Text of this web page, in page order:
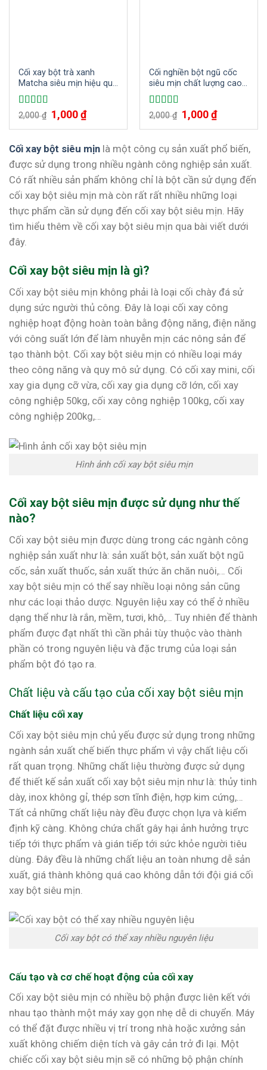
Cối xay bột trà xanh
Matcha siêu mịn hiệu quả
cao
Được xếp
5
sao
2,000₫ Giá
gốc
là:
1,000₫Giá
hiện
tại
1,000 ₫.
Cối nghiền bột ngũ cốc
siêu mịn chất lượng cao
2025
Được xếp
5
sao
2,000₫ Giá
gốc
là:
1,000₫Giá
hiện
tại
1,000 ₫.
Cối xay bột siêu mịn là một công cụ sản xuất phổ biến,
được sử dụng trong nhiều ngành công nghiệp sản xuất.
Có rất nhiều sản phẩm không chỉ là bột cần sử dụng đến
cối xay bột siêu mịn mà còn rất rất nhiều những loại
thực phẩm cần sử dụng đến cối xay bột siêu mịn. Hãy
tìm hiểu thêm về cối xay bột siêu mịn qua bài viết dưới
đây.
Cối xay bột siêu mịn là gì?
Cối xay bột siêu mịn không phải là loại cối chày đá sử
dụng sức người thủ công. Đây là loại cối xay công
nghiệp hoạt động hoàn toàn bằng động năng, điện năng
với công suất lớn để làm nhuyễn mịn các nông sản để
tạo thành bột. Cối xay bột siêu mịn có nhiều loại máy
theo công năng và quy mô sử dụng. Có cối xay mini, cối
xay gia dụng cỡ vừa, cối xay gia dụng cỡ lớn, cối xay
công nghiệp 50kg, cối xay công nghiệp 100kg, cối xay
công nghiệp 200kg,…
Hình ảnh cối xay bột siêu mịn
Cối xay bột siêu mịn được sử dụng như thế
nào?
Cối xay bột siêu mịn được dùng trong các ngành công
nghiệp sản xuất như là: sản xuất bột, sản xuất bột ngũ
cốc, sản xuất thuốc, sản xuất thức ăn chăn nuôi,… Cối
xay bột siêu mịn có thể say nhiều loại nông sản cũng
như các loại thảo dược. Nguyên liệu xay có thể ở nhiều
dạng thể như là rắn, mềm, tươi, khô,… Tuy nhiên để thành
phẩm được đạt nhất thì cần phải tùy thuộc vào thành
phần có trong nguyên liệu và đặc trưng của loại sản
phẩm bột đó tạo ra.
Chất liệu và cấu tạo của cối xay bột siêu mịn
Chất liệu cối xay
Cối xay bột siêu mịn chủ yếu được sử dụng trong những
ngành sản xuất chế biến thực phẩm vì vậy chất liệu cối
rất quan trọng. Những chất liệu thường được sử dụng
để thiết kế sản xuất cối xay bột siêu mịn như là: thủy tinh
dày, inox không gỉ, thép sơn tĩnh điện, hợp kim cứng,…
Tất cả những chất liệu này đều được chọn lựa và kiểm
định kỹ càng. Không chứa chất gây hại ảnh hưởng trực
tiếp tới thực phẩm và gián tiếp tới sức khỏe người tiêu
dùng. Đây đều là những chất liệu an toàn nhưng dễ sản
xuất, giá thành không quá cao không dẫn tới đội giá cối
xay bột siêu mịn.
Cối xay bột có thể xay nhiều nguyên liệu
Cấu tạo và cơ chế hoạt động của cối xay
Cối xay bột siêu mịn có nhiều bộ phận được liên kết với
nhau tạo thành một máy xay gọn nhẹ dễ di chuyển. Máy
có thể đặt được nhiều vị trí trong nhà hoặc xưởng sản
xuất không chiếm diện tích và gây cản trở đi lại. Một
chiếc cối xay bột siêu mịn sẽ có những bộ phận chính